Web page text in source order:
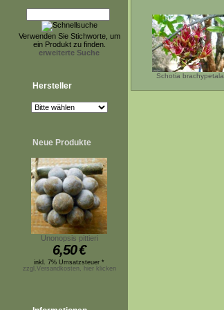
Verwenden Sie Stichworte, um
ein Produkt zu finden.
erweiterte Suche
Hersteller
Neue Produkte
Unonopsis pittieri
6,50€
inkl. 7% Umsatzsteuer *
zzgl.Versandkosten, hier klicken
Schotia brachypetala